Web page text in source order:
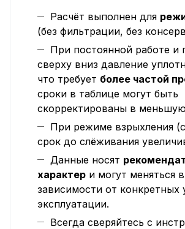
Расчёт выполнен для
(без фильтрации, без
При постоянной работе и
сверху вниз давление
что требует более частой
сроки в таблице могут быть
скорректированы в
При режиме взрыхления
срок до слёживания
Данные носят
характер и могут меняться в
зависимости от конкретных
эксплуатации.
Всегда сверяйтесь с